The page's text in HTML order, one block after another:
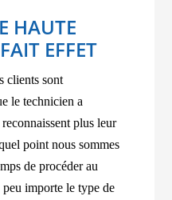
HAUTE
EFFET
clients sont
le technicien a
plus leur
point nous sommes
de procéder au
peu importe le type de